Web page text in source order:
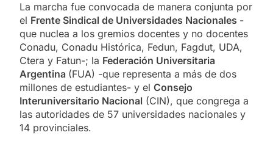
La marcha fue convocada de manera conjunta por
el Frente Sindical de Universidades Nacionales -
que nuclea a los gremios docentes y no docentes
Conadu, Conadu Histórica, Fedun, Fagdut, UDA,
Ctera y Fatun-; la Federación Universitaria
Argentina (FUA) -que representa a más de dos
millones de estudiantes- y el Consejo
Interuniversitario Nacional (CIN), que congrega a
las autoridades de 57 universidades nacionales y
14 provinciales.